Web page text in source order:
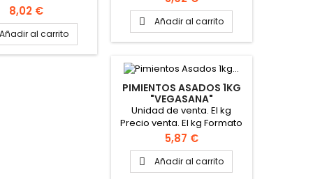
de la caja: 4
AQUÍ PARA
FICHA TÉCNICA
Precio
8,02 €
Añadir al carrito
 Añadir al carrito
PIMIENTOS ASADOS 1KG
"VEGASANA"
Unidad de venta. El kg
Precio venta. El kg Formato
caja. 8 kg
Precio
5,87 €
 Añadir al carrito